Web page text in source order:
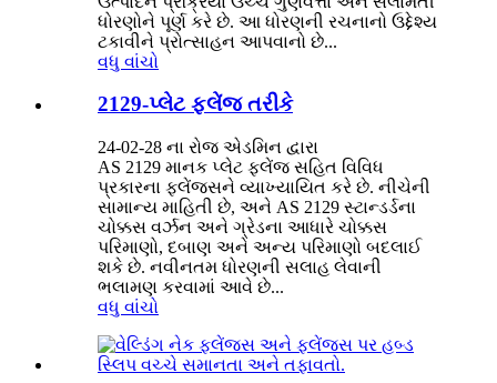
ધોરણોને પૂર્ણ કરે છે. આ ધોરણની રચનાનો ઉદ્દેશ્ય
ટકાવીને પ્રોત્સાહન આપવાનો છે...
વધુ વાંચો
2129-પ્લેટ ફ્લેંજ તરીકે
24-02-28 ના રોજ એડમિન દ્વારા
AS 2129 માનક પ્લેટ ફ્લેંજ સહિત વિવિધ
પ્રકારના ફ્લેંજ્સને વ્યાખ્યાયિત કરે છે. નીચેની
સામાન્ય માહિતી છે, અને AS 2129 સ્ટાન્ડર્ડના
ચોક્કસ વર્ઝન અને ગ્રેડના આધારે ચોક્કસ
પરિમાણો, દબાણ અને અન્ય પરિમાણો બદલાઈ
શકે છે. નવીનતમ ધોરણની સલાહ લેવાની
ભલામણ કરવામાં આવે છે...
વધુ વાંચો